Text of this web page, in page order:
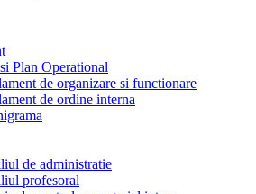
Plan Operational
de organizare si functionare
de ordine interna
de administratie
profesoral